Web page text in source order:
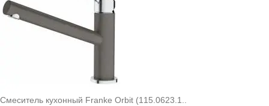
Смеситель кухонный Franke Orbit (115.0623.1..